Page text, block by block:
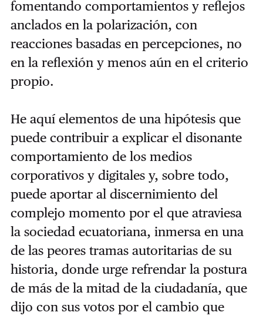
fomentando comportamientos y reflejos
anclados en la polarización, con
reacciones basadas en percepciones, no
en la reflexión y menos aún en el criterio
propio.
He aquí elementos de una hipótesis que
puede contribuir a explicar el disonante
comportamiento de los medios
corporativos y digitales y, sobre todo,
puede aportar al discernimiento del
complejo momento por el que atraviesa
la sociedad ecuatoriana, inmersa en una
de las peores tramas autoritarias de su
historia, donde urge refrendar la postura
de más de la mitad de la ciudadanía, que
dijo con sus votos por el cambio que